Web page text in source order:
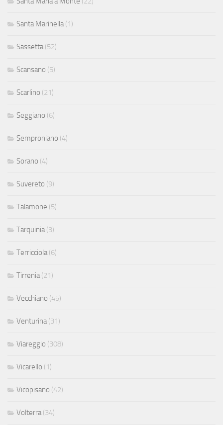
Santa Marinella (1)
Sassetta (52)
Scansano (5)
Scarlino (21)
Seggiano (6)
Semproniano (4)
Sorano (4)
Suvereto (9)
Talamone (5)
Tarquinia (3)
Terricciola (6)
Tirrenia (21)
Vecchiano (45)
Venturina (31)
Viareggio (308)
Vicarello (1)
Vicopisano (42)
Volterra (34)